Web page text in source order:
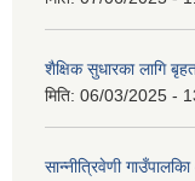
शैक्षिक सुधारका लागि
मिति: 06/03/2025 -
सान्नीत्रिवेणी